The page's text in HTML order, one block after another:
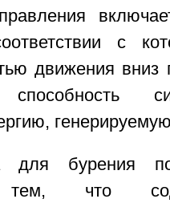
с
движения вниз
для бурения
тем, что